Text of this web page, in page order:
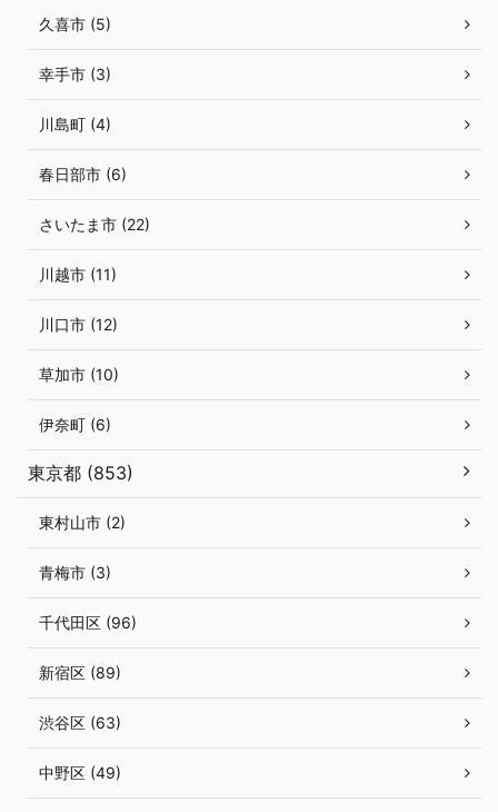
久喜市 (5)
幸手市 (3)
川島町 (4)
春日部市 (6)
さいたま市 (22)
川越市 (11)
川口市 (12)
草加市 (10)
伊奈町 (6)
東京都 (853)
東村山市 (2)
青梅市 (3)
千代田区 (96)
新宿区 (89)
渋谷区 (63)
中野区 (49)